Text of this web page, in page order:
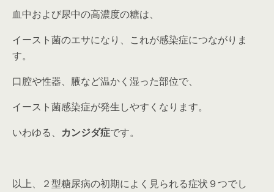
血中および尿中の高濃度の糖は、
イースト菌のエサになり、これが感染症につながりま
す。
口腔や性器、腋など温かく湿った部位で、
イースト菌感染症が発生しやすくなります。
いわゆる、 カンジダ症です。
以上、２型糖尿病の初期によく見られる症状９つでし